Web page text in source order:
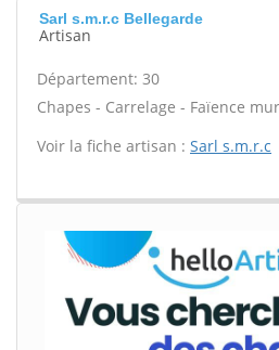
Sarl s.m.r.c Bellegarde
Artisan
Département: 30
Chapes - Carrelage - Faïence
Voir la fiche artisan : Sarl s.m.r.c